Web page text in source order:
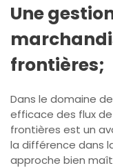
Une
frontières;
Dans le domaine
efficace des flux
frontières est un
la différence dans
approche bien